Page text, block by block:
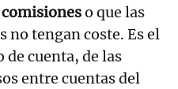
o que las
no tengan coste. Es el
cuenta, de las
entre cuentas del